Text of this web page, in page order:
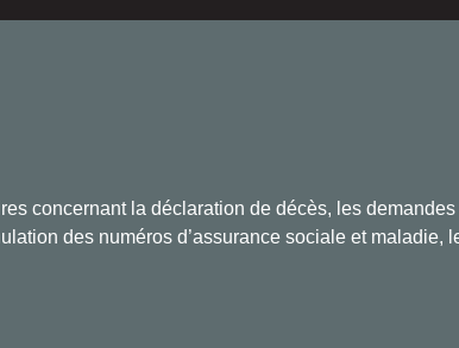
concernant la déclaration de décès, les
des numéros d’assurance sociale et maladie,